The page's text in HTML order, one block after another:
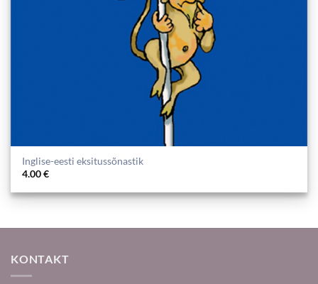
Inglise-eesti eksitussõnastik
4.00€
KONTAKT